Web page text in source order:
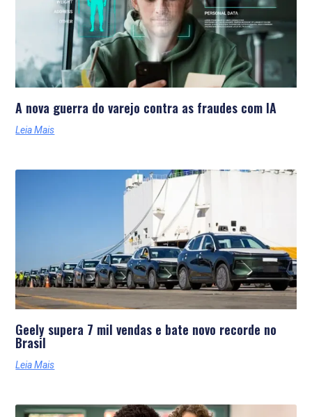
A nova guerra do varejo contra as fraudes com IA
Leia Mais
Geely supera 7 mil vendas e bate novo recorde no
Brasil
Leia Mais